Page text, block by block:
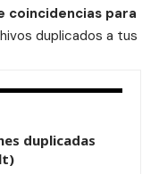
coincidencias para
duplicados a tus
duplicadas